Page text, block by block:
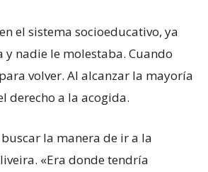
el sistema socioeducativo, ya
nadie le molestaba. Cuando
volver. Al alcanzar la mayoría
derecho a la acogida.
la manera de ir a la
«Era donde tendría